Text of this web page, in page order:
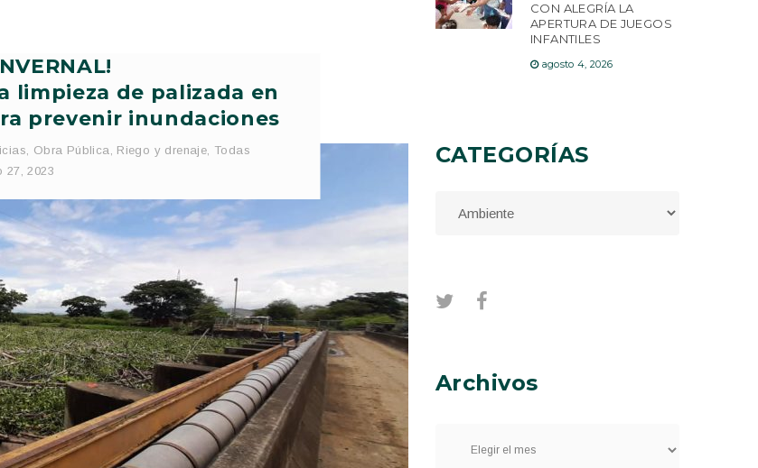
limpieza de palizada en
prevenir inundaciones
, Obra Pública, Riego y drenaje, Todas
27, 2023
CON ALEGRÍA LA
APERTURA DE JUEGOS
INFANTILES
agosto 4, 2026
CATEGORÍAS
Archivos